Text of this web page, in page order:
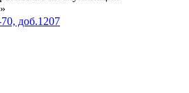
доб.1207